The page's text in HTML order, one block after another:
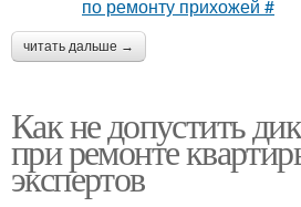
читать дальше →
Как не допустить
при ремонте
экспертов